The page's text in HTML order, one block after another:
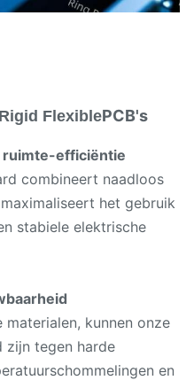
FlexiblePCB's
ruimte-efficiëntie
combineert naadloos
het gebruik
stabiele elektrische
kunnen onze
zijn tegen harde
en